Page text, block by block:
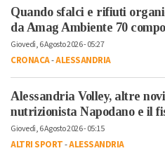
Quando sfalci e rifiuti
da Amag Ambiente 70
Giovedì, 6 Agosto 2026 - 05:27
CRONACA-ALESSANDRIA
Alessandria Volley, altre
nutrizionista Napodano e il
Giovedì, 6 Agosto 2026 - 05:15
ALTRI SPORT-ALESSANDRIA